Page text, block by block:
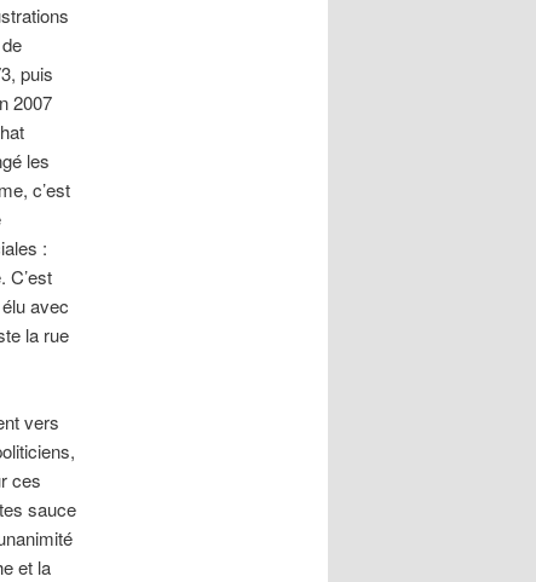
puis
2007
les
c’est
:
C’est
avec
la rue
vers
ces
sauce
et la